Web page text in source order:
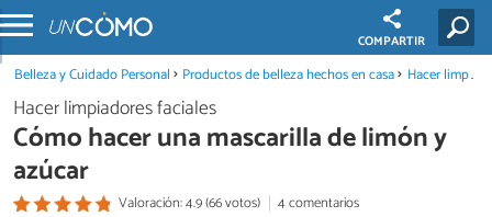
COMPARTIR
Belleza y Cuidado Personal Productos de belleza hechos en casa Hacer limpiadores faciales
Hacer limpiadores faciales
Cómo hacer una mascarilla de limón y
azúcar
Valoración: 4.9 (66 votos)
4 comentarios